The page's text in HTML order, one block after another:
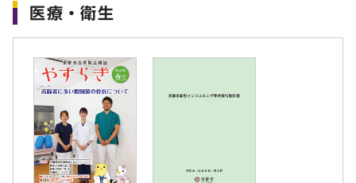
医療・衛生